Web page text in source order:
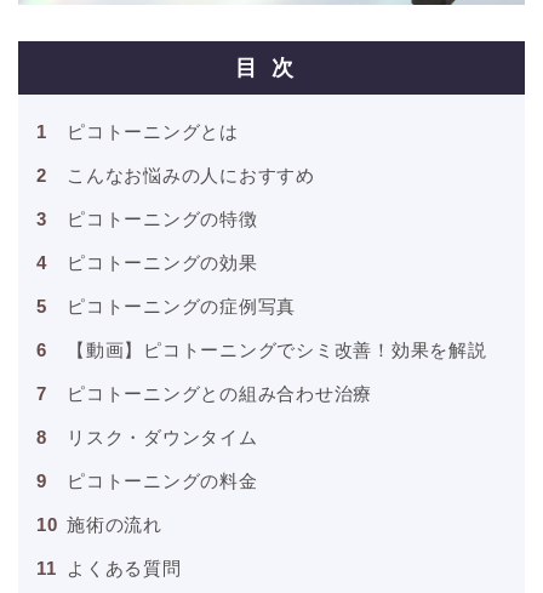
目次
ピコトーニングとは
こんなお悩みの人におすすめ
ピコトーニングの特徴
ピコトーニングの効果
ピコトーニングの症例写真
【動画】ピコトーニングでシミ改善！効果を解説
ピコトーニングとの組み合わせ治療
リスク・ダウンタイム
ピコトーニングの料金
施術の流れ
よくある質問